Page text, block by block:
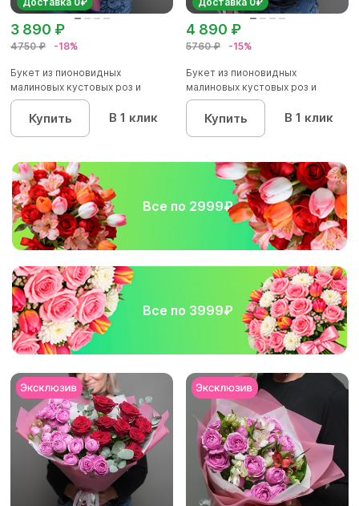
4750 ₽ -18%
3 890 ₽
Букет из пионовидных
малиновых кустовых роз и
красных р...
Купить В 1 клик
5760 ₽ -15%
4 890 ₽
Букет из пионовидных
малиновых кустовых роз и
красных р...
Купить В 1 клик
Все по 2999₽
Все по 3999₽